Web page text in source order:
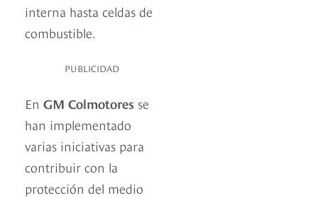
interna hasta celdas de
combustible.
PUBLICIDAD
En GM Colmotores se
han implementado
varias iniciativas para
contribuir con la
protección del medio